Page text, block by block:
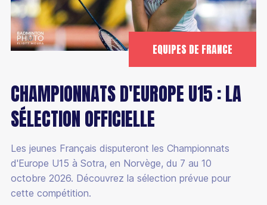
EQUIPES DE FRANCE
CHAMPIONNATS D'EUROPE U15 : LA
SÉLECTION OFFICIELLE
Les jeunes Français disputeront les Championnats
d'Europe U15 à Sotra, en Norvège, du 7 au 10
octobre 2026. Découvrez la sélection prévue pour
cette compétition.